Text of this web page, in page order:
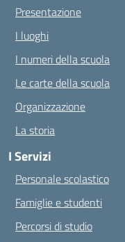
Presentazione
I luoghi
I numeri della scuola
Le carte della scuola
Organizzazione
La storia
I Servizi
Personale scolastico
Famiglie e studenti
Percorsi di studio